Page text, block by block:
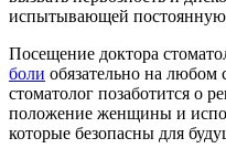
испытывающей постоянную
Посещение доктора
боли обязательно на любом
стоматолог позаботится о
положение женщины и
которые безопасны для